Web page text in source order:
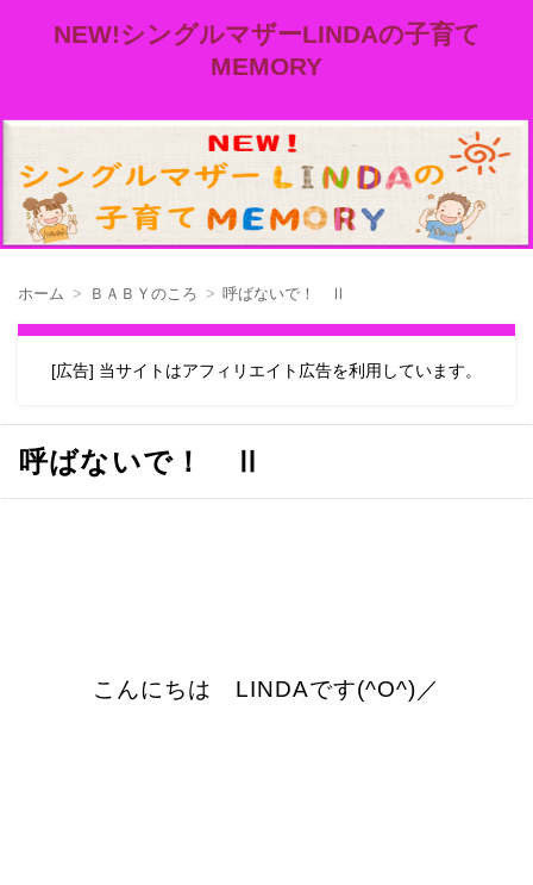
NEW!シングルマザーLINDAの子育て
MEMORY
ホーム ＢＡＢＹのころ 呼ばないで！ Ⅱ
[広告] 当サイトはアフィリエイト広告を利用しています。
呼ばないで！ Ⅱ
こんにちは LINDAです(^O^)／